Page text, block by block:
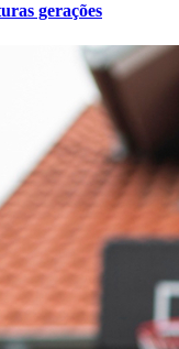
gerações